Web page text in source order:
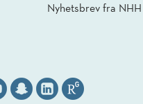
Nyhetsbrev fra NHH